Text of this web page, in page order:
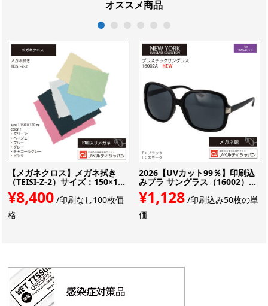
オススメ商品
【メガネクロス】メガネ拭き
（TEISI-Z-2）サイズ：150×1...
¥8,400/印刷なし100枚価
格
2026【UVカット99％】印刷込
みプラ サングラス（16002）...
¥1,128/印刷込み50枚の単
価
1 2 3 4 5 6